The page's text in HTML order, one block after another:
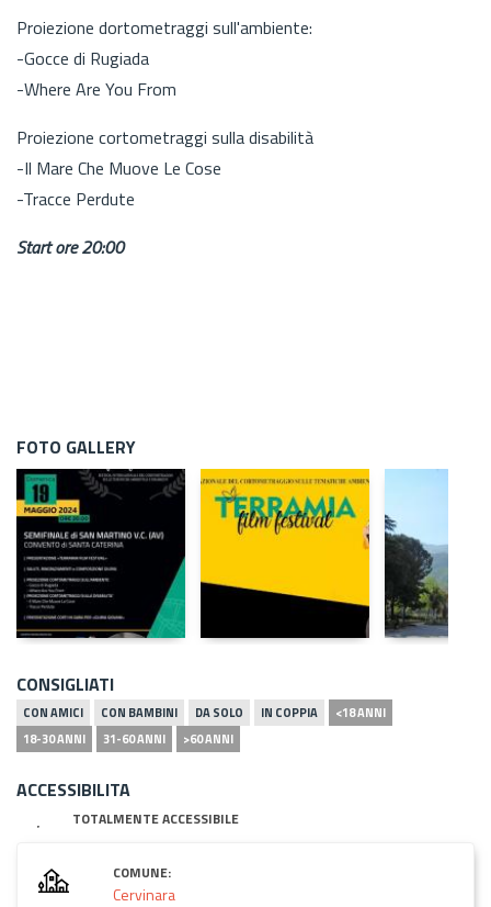
Proiezione dortometraggi sull'ambiente:
-Gocce di Rugiada
-Where Are You From
Proiezione cortometraggi sulla disabilità
-Il Mare Che Muove Le Cose
-Tracce Perdute
Start ore 20:00
FOTO GALLERY
CONSIGLIATI
CON AMICI CON BAMBINI DA SOLO IN COPPIA
<18 ANNI
18-30 ANNI
31-60 ANNI >60 ANNI
ACCESSIBILITA
TOTALMENTE ACCESSIBILE
COMUNE:
Cervinara